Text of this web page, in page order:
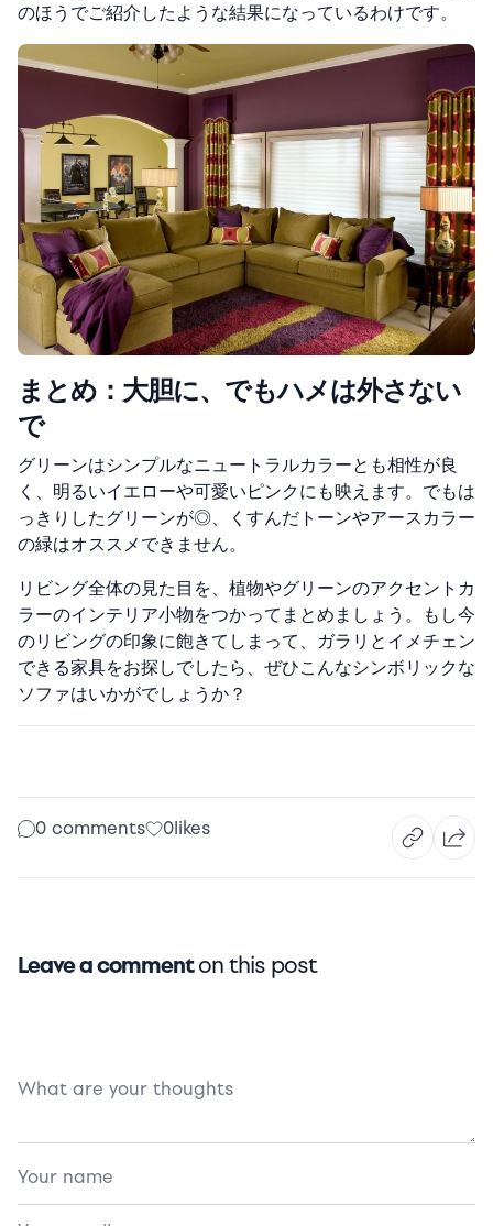
のほうでご紹介したような結果になっているわけです。
まとめ：大胆に、でもハメは外さない
で
グリーンはシンプルなニュートラルカラーとも相性が良
く、明るいイエローや可愛いピンクにも映えます。でもは
っきりしたグリーンが◎、くすんだトーンやアースカラー
の緑はオススメできません。
リビング全体の見た目を、植物やグリーンのアクセントカ
ラーのインテリア小物をつかってまとめましょう。もし今
のリビングの印象に飽きてしまって、ガラリとイメチェン
できる家具をお探しでしたら、ぜひこんなシンボリックな
ソファはいかがでしょうか？
0 comments 0likes
Leave a commenton this post